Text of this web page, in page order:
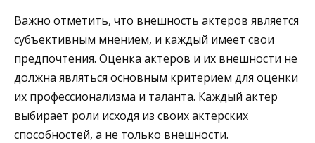
Важно отметить, что внешность актеров является
субъективным мнением, и каждый имеет свои
предпочтения. Оценка актеров и их внешности не
должна являться основным критерием для оценки
их профессионализма и таланта. Каждый актер
выбирает роли исходя из своих актерских
способностей, а не только внешности.